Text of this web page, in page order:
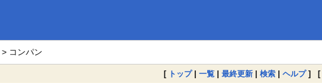
> コンパン
[ トップ| 一覧 | 最終更新 | 検索 | ヘルプ] [